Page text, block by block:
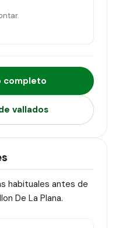
completo
vallados
habituales antes de
De La Plana.